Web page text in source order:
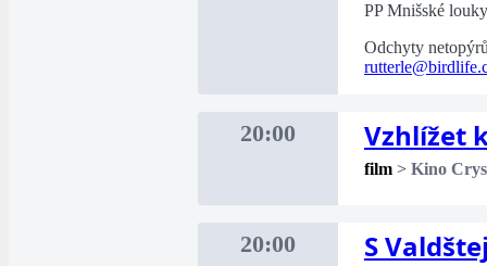
PP Mnišské louky
Odchyty
20:00 Vzhlížet
film > Kino
20:00 S